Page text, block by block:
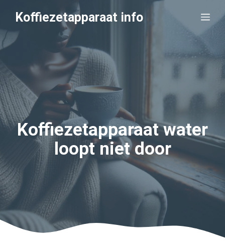
naar
de
inhoud
Koffiezetapparaat info
Koffiezetapparaat water
loopt niet door